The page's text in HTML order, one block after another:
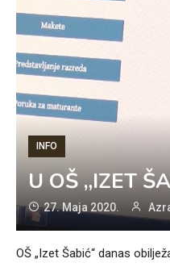
INFO
U OŠ „IZET
27. Maja 2020.
OŠ „Izet Šabić“ danas